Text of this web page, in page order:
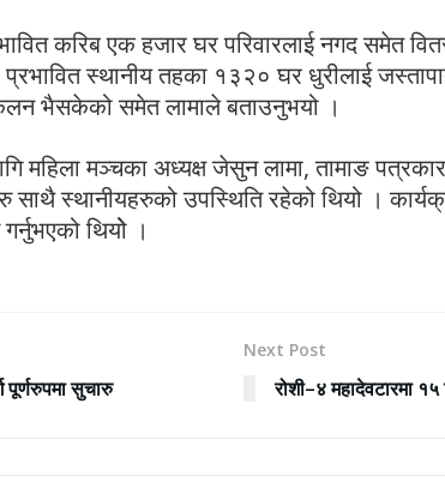
करिब एक हजार घर परिवारलाई नगद समेत
स्थानीय तहका १३२० घर धुरीलाई
भैसकेको समेत लामाले बताउनुभयो ।
महिला मञ्चका अध्यक्ष जेसुन लामा, तामाङ
साथै स्थानीयहरुको उपस्थिति रहेको थियो ।
थियोे ।
पूर्णरुपमा सुचारु
Next Post
रोशी–४ महादेवटारमा